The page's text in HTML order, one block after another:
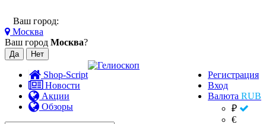
Ваш город:
Москва
Ваш город Москва?
Shop-Script
Новости
Акции
Обзоры
Регистрация
Вход
Валюта RUB
₽
€